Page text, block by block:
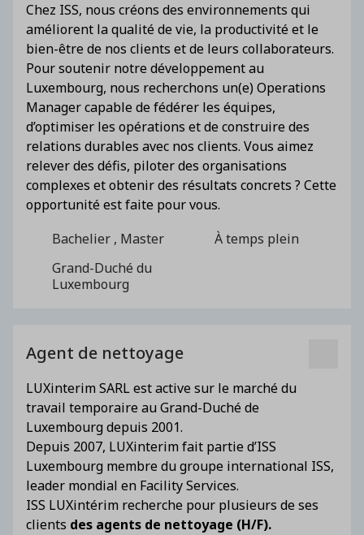
Chez ISS, nous créons des environnements qui
améliorent la qualité de vie, la productivité et le
bien-être de nos clients et de leurs collaborateurs.
Pour soutenir notre développement au
Luxembourg, nous recherchons un(e) Operations
Manager capable de fédérer les équipes,
d’optimiser les opérations et de construire des
relations durables avec nos clients. Vous aimez
relever des défis, piloter des organisations
complexes et obtenir des résultats concrets ? Cette
opportunité est faite pour vous.
Bachelier , Master
À temps plein
Grand-Duché du
Luxembourg
Agent de nettoyage
LUXinterim SARL est active sur le marché du
travail temporaire au Grand-Duché de
Luxembourg depuis 2001.
Depuis 2007, LUXinterim fait partie d’ISS
Luxembourg membre du groupe international ISS,
leader mondial en Facility Services.
ISS LUXintérim recherche pour plusieurs de ses
clients des agents de nettoyage (H/F).